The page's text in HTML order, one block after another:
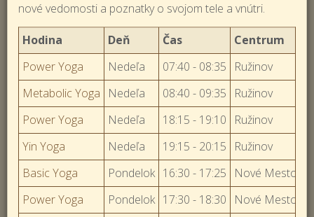
nové vedomosti a poznatky o svojom tele a vnútri.
Hodina Deň Čas
Centrum
Power Yoga
Nedeľa 07:40 - 08:35
Ružinov
Metabolic Yoga
Nedeľa 08:40 - 09:35
Ružinov
Power Yoga
Nedeľa 18:15 - 19:10
Ružinov
Yin Yoga
Nedeľa 19:15 - 20:15
Ružinov
Basic Yoga
Pondelok 16:30 - 17:25
Nové Mesto
Power Yoga
Pondelok 17:30 - 18:30
Nové Mesto